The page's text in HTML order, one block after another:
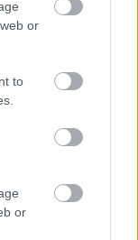
or
to
or
srdce a
získáte další